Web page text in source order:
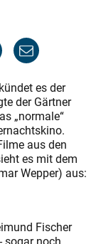
es der
der Gärtner
„normale“
aus den
es mit dem
Wepper) aus:
Fischer